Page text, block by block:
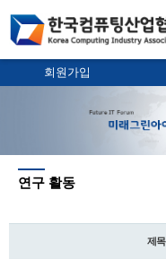
회원가입
연구 활동
제목